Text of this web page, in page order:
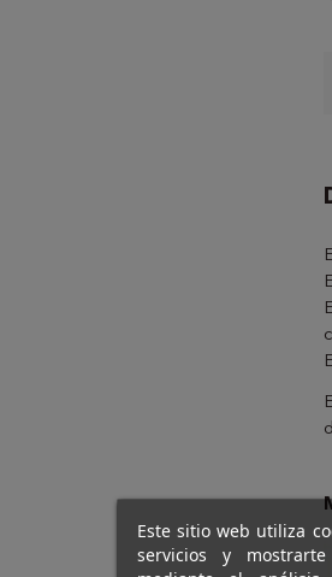
Este sitio web utiliza
servicios y